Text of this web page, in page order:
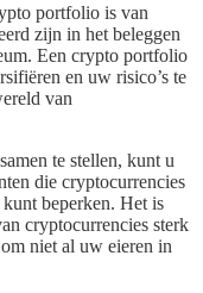
portfolio is van
zijn in het beleggen
Een crypto portfolio
en uw risico’s te
van
te stellen, kunt u
die cryptocurrencies
beperken. Het is
cryptocurrencies sterk
niet al uw eieren in